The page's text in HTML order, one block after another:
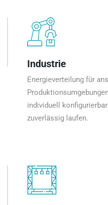
Industrie
Energieverteilung für
individuell
zuverlässig laufen.